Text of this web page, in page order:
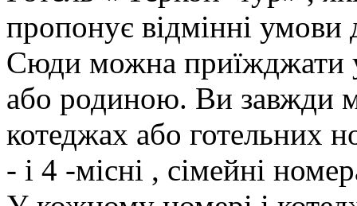
пропонує відмінні умови
Сюди можна приїжджати
або родиною. Ви завжди
котеджах або готельних
- і 4 -місні , сімейні